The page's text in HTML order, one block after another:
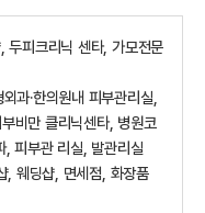
두피크리닉 센타, 가모전문
과·한의원내 피부관리실,
비만 클리닉센타, 병원코
, 피부관 리실, 발관리실
, 웨딩샵, 면세점, 화장품